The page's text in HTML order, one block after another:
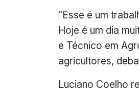
“Esse é um
Hoje é um dia
e Técnico em
agricultores,
Luciano Coelho